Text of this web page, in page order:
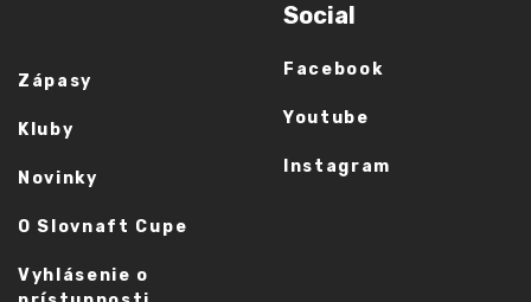
Zápasy
Kluby
Novinky
O Slovnaft Cupe
Vyhlásenie o
Social
Facebook
Youtube
Instagram